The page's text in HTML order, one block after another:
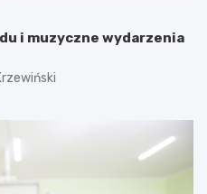
i muzyczne wydarzenia